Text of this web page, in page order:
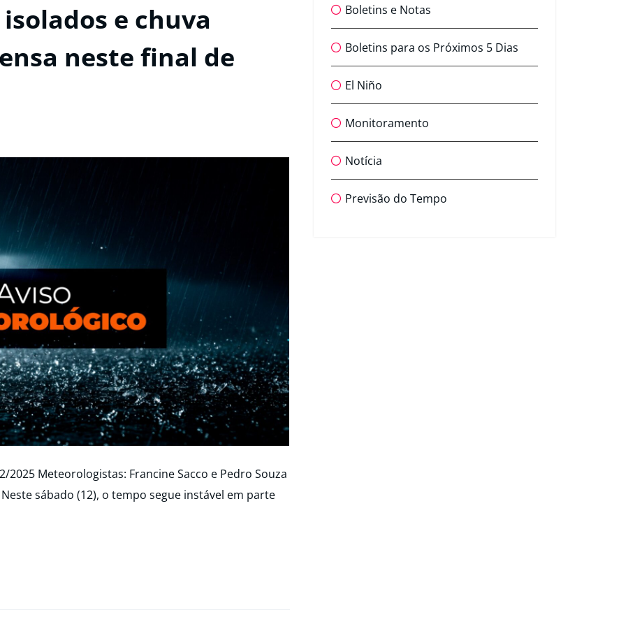
e chuva
neste final de
2025 Meteorologistas: Francine Sacco e Pedro Souza
sábado (12), o tempo segue instável em parte
Boletins e Notas
Boletins para os Próximos 5 Dias
El Niño
Monitoramento
Notícia
Previsão do Tempo